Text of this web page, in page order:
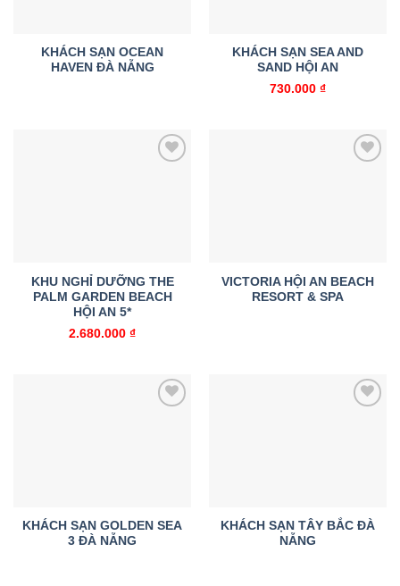
KHÁCH SẠN OCEAN
HAVEN ĐÀ NẴNG
KHÁCH SẠN SEA AND
SAND HỘI AN
730.000 ₫
KHU NGHỈ DƯỠNG THE
PALM GARDEN BEACH
HỘI AN 5*
2.680.000 ₫
VICTORIA HỘI AN BEACH
RESORT & SPA
KHÁCH SẠN GOLDEN SEA
3 ĐÀ NẴNG
KHÁCH SẠN TÂY BẮC ĐÀ
NẴNG